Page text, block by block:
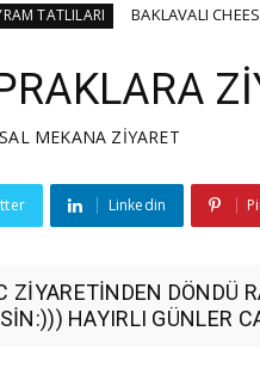
BAKLAVALI CHEESECAKE
MEKANA ZİYARET
Linkedin
ZİYARETİNDEN DÖNDÜ
HAYIRLI GÜNLER